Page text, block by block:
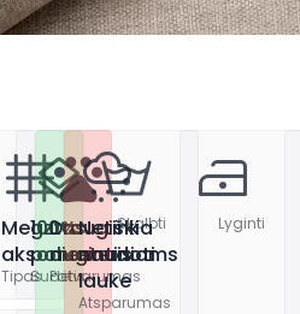
Megztas
aksomas
Tipas
100%
poliesteris
Sudėtis
Draugiški
augintiniams
Patvarumas
Netinka
naudoti
lauke
Atsparumas
Skalbti Lyginti